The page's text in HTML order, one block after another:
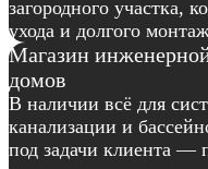
загородного участка,
ухода и долгого
Магазин
домов
В наличии всё для
канализации и
под задачи клиента —